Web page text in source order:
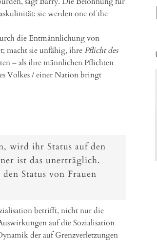
sie werden one of the
die Entmännlichung von
macht sie unfähig, ihre Pflicht des
– als ihre männlichen Pflichten
Volkes / einer Nation bringt
wird ihr Status auf den
ist das unerträglich.
Status von Frauen
betrifft, nicht nur die
auf die Sozialisation
der auf Grenzverletzungen